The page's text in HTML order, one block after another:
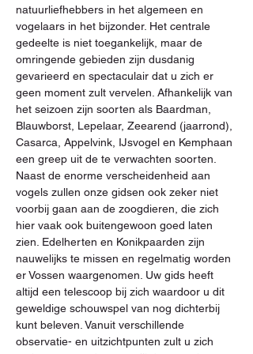
natuurliefhebbers in het algemeen en
vogelaars in het bijzonder. Het centrale
gedeelte is niet toegankelijk, maar de
omringende gebieden zijn dusdanig
gevarieerd en spectaculair dat u zich er
geen moment zult vervelen. Afhankelijk van
het seizoen zijn soorten als Baardman,
Blauwborst, Lepelaar, Zeearend (jaarrond),
Casarca, Appelvink, IJsvogel en Kemphaan
een greep uit de te verwachten soorten.
Naast de enorme verscheidenheid aan
vogels zullen onze gidsen ook zeker niet
voorbij gaan aan de zoogdieren, die zich
hier vaak ook buitengewoon goed laten
zien. Edelherten en Konikpaarden zijn
nauwelijks te missen en regelmatig worden
er Vossen waargenomen. Uw gids heeft
altijd een telescoop bij zich waardoor u dit
geweldige schouwspel van nog dichterbij
kunt beleven. Vanuit verschillende
observatie- en uitzichtpunten zult u zich